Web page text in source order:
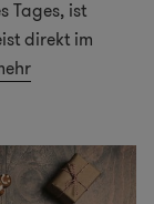
Tages, ist
direkt im